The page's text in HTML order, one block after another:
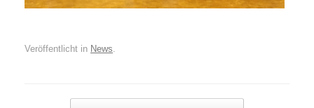
Veröffentlicht in News